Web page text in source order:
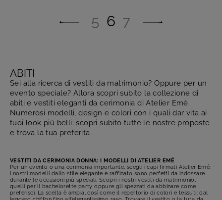
5 6 7
ABITI
Sei alla ricerca di vestiti da matrimonio? Oppure per un
evento speciale? Allora scopri subito la collezione di
abiti e vestiti eleganti da cerimonia di Atelier Emé.
Numerosi modelli, design e colori con i quali dar vita ai
tuoi look più belli: scopri subito tutte le nostre proposte
e trova la tua preferita.
VESTITI DA CERIMONIA DONNA: I MODELLI DI ATELIER EMÉ
Per un evento o una cerimonia importante, scegli i capi firmati Atelier Emé:
i nostri modelli dallo stile elegante e raffinato sono perfetti da indossare
durante le occasioni più speciali. Scopri i nostri vestiti da matrimonio,
quelli per il bachelorette party oppure gli spezzati da abbinare come
preferisci. La scelta è ampia, così come il repertorio di colori e tessuti: dal